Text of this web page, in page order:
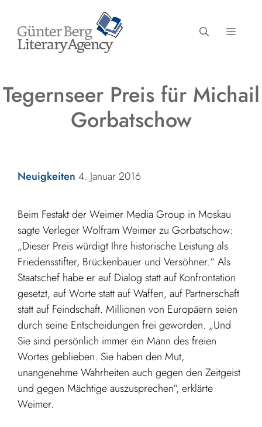
Inhalt
springen
MENÜ
Tegernseer Preis für Michail
Gorbatschow
Kategorien
Neuigkeiten 4. Januar 2016
Beim Festakt der Weimer Media Group in Moskau
sagte Verleger Wolfram Weimer zu Gorbatschow:
„Dieser Preis würdigt Ihre historische Leistung als
Friedensstifter, Brückenbauer und Versöhner.“ Als
Staatschef habe er auf Dialog statt auf Konfrontation
gesetzt, auf Worte statt auf Waffen, auf Partnerschaft
statt auf Feindschaft. Millionen von Europäern seien
durch seine Entscheidungen frei geworden. „Und
Sie sind persönlich immer ein Mann des freien
Wortes geblieben. Sie haben den Mut,
unangenehme Wahrheiten auch gegen den Zeitgeist
und gegen Mächtige auszusprechen“, erklärte
Weimer.